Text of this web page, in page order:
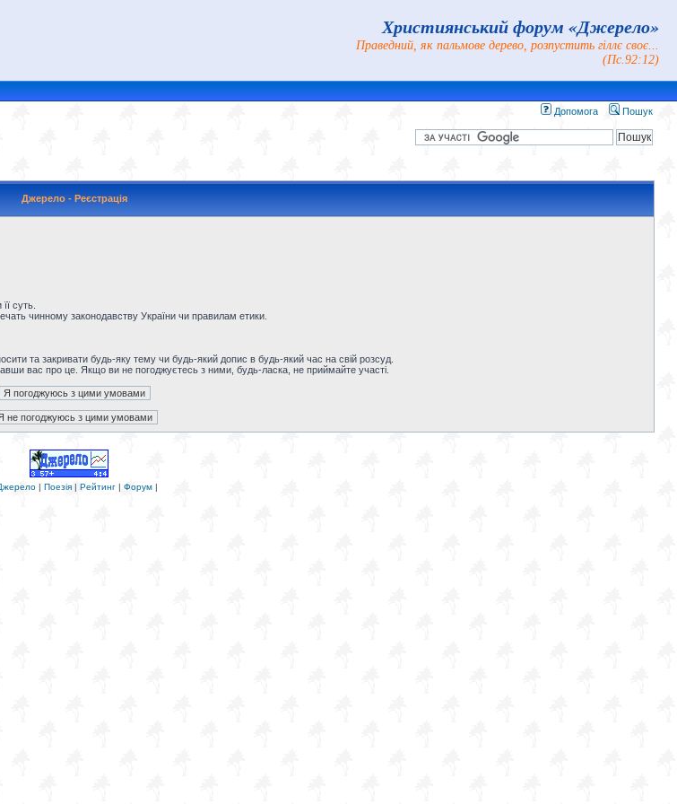
Християнський форум «Джерело»
Праведний, як пальмове дерево, розпустить гіллє своє...
(Пс.92:12)
Допомога Пошук
Джерело - Реєстрація
суть.
чинному законодавству України чи правилам етики.
та закривати будь-яку тему чи будь-який допис в будь-який час на свій розсуд.
вас про це. Якщо ви не погоджуєтесь з ними, будь-ласка, не приймайте участі.
| Поезія | Рейтинг | Форум |